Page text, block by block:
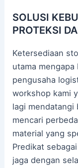
SOLUSI
PROTEKSI
Ketersediaan
utama
pengusaha
workshop kami
lagi mendatangi
mencari
material yang
Predikat
jaga dengan